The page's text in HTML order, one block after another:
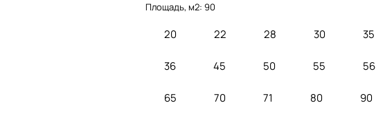
Площадь, м2:90
20 22 28 30 35
36 45 50 55 56
65 70 71 80 90